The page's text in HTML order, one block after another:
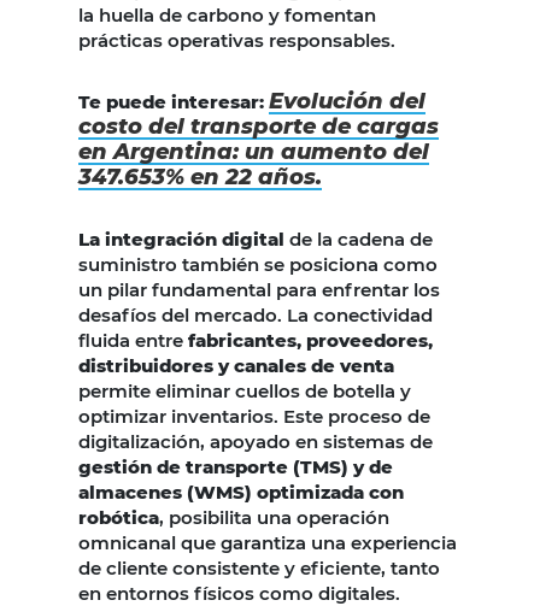
la huella de carbono y fomentan
prácticas operativas responsables.
Te puede interesar: Evolución del
costo del transporte de cargas
en Argentina: un aumento del
347.653% en 22 años.
La integración digital de la cadena de
suministro también se posiciona como
un pilar fundamental para enfrentar los
desafíos del mercado. La conectividad
fluida entre fabricantes, proveedores,
distribuidores y canales de venta
permite eliminar cuellos de botella y
optimizar inventarios. Este proceso de
digitalización, apoyado en sistemas de
gestión de transporte (TMS) y de
almacenes (WMS) optimizada con
robótica, posibilita una operación
omnicanal que garantiza una experiencia
de cliente consistente y eficiente, tanto
en entornos físicos como digitales.